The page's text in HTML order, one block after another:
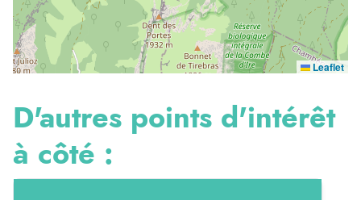
Leaflet
D'autres points d'intérêt
à côté :